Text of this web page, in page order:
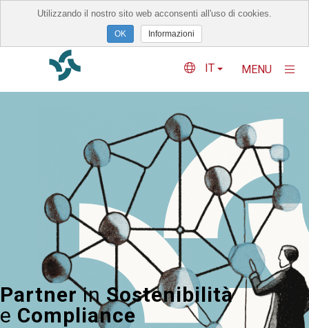
IT MENU
×
Servizi
Network
Eventi
Blog
Contatti
Partnerin Sostenibilità
e Compliance
Utilizzando il nostro sito web acconsenti all'uso di cookies.
Informazioni